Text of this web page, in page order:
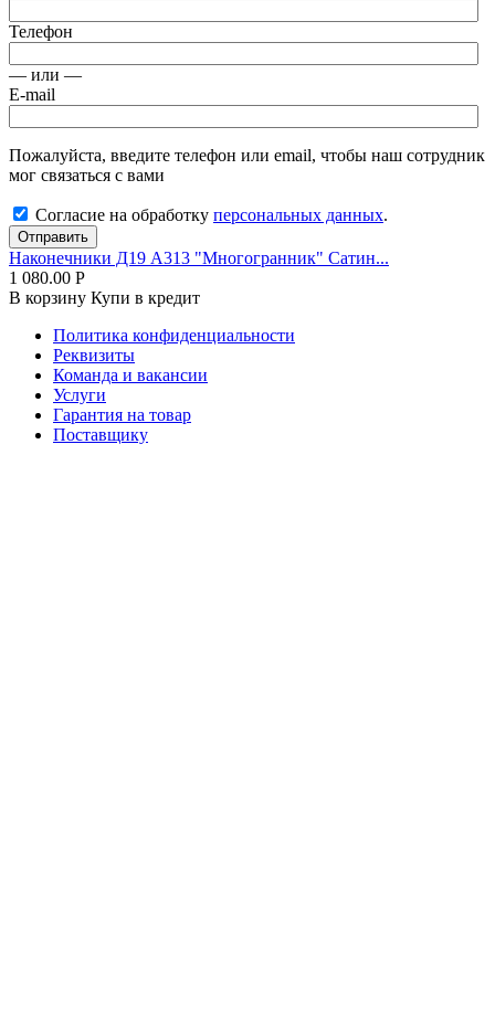
Телефон
— или —
E-mail
Пожалуйста, введите телефон или email, чтобы наш сотрудник
мог связаться с вами
Согласие на обработку персональных данных.
Отправить
Наконечники Д19 А313 "Многогранник" Сатин...
1 080.00 Р
В корзину Купи в кредит
Политика конфиденциальности
Реквизиты
Команда и вакансии
Услуги
Гарантия на товар
Поставщику